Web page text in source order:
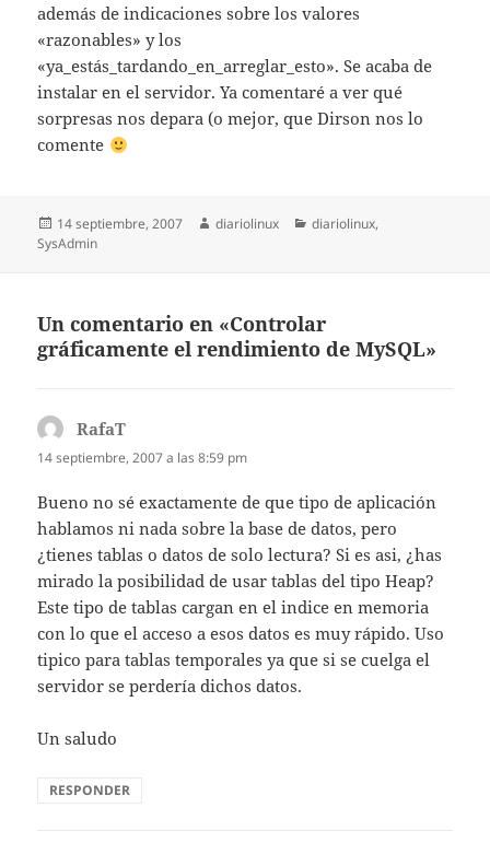
además de indicaciones sobre los valores
«razonables» y los
«ya_estás_tardando_en_arreglar_esto». Se acaba de
instalar en el servidor. Ya comentaré a ver qué
sorpresas nos depara (o mejor, que Dirson nos lo
comente
Publicado
el
14 septiembre, 2007 Autor
diariolinux Categorías
diariolinux,
SysAdmin
Un comentario en «Controlar
gráficamente el rendimiento de MySQL»
RafaT
14 septiembre, 2007 a las 8:59 pm
Bueno no sé exactamente de que tipo de aplicación
hablamos ni nada sobre la base de datos, pero
¿tienes tablas o datos de solo lectura? Si es asi, ¿has
mirado la posibilidad de usar tablas del tipo Heap?
Este tipo de tablas cargan en el indice en memoria
con lo que el acceso a esos datos es muy rápido. Uso
tipico para tablas temporales ya que si se cuelga el
servidor se perdería dichos datos.
Un saludo
RESPONDER